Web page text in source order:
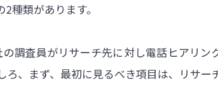
種類があります。
調査員がリサーチ先に対し電話ヒアリン
、まず、最初に見るべき項目は、リサー